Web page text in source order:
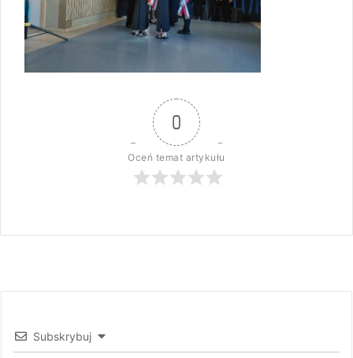
0
Oceń temat artykułu
Subskrybuj